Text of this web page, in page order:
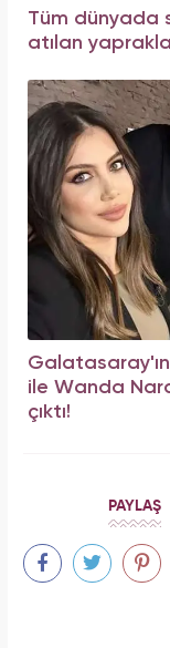
Tüm dünyada
atılan
ile Wanda
çıktı!
PAYLAŞ